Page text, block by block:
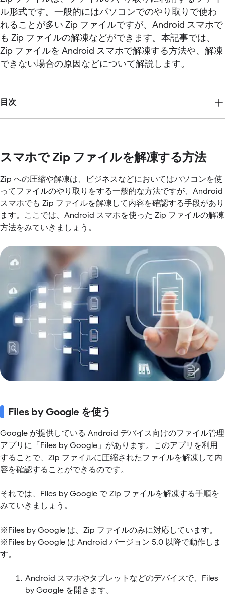
ル形式です。一般的にはパソコンでのやり取りで使わ
れることが多い Zip ファイルですが、Android スマホで
も Zip ファイルの解凍などができます。本記事では、
Zip ファイルを Android スマホで解凍する方法や、解凍
できない場合の原因などについて解説します。
目次
スマホで Zip ファイルを解凍する方法
Zip への圧縮や解凍は、ビジネスなどにおいてはパソコンを使
ってファイルのやり取りをする一般的な方法ですが、Android
スマホでも Zip ファイルを解凍して内容を確認する手段があり
ます。ここでは、Android スマホを使った Zip ファイルの解凍
方法をみていきましょう。
Files by Google を使う
Google が提供している Android デバイス向けのファイル管理
アプリに「Files by Google」があります。このアプリを利用
することで、Zip ファイルに圧縮されたファイルを解凍して内
容を確認することができるのです。
それでは、Files by Google で Zip ファイルを解凍する手順を
みていきましょう。
※Files by Google は、Zip ファイルのみに対応しています。
※Files by Google は Android バージョン 5.0 以降で動作しま
す。
Android スマホやタブレットなどのデバイスで、Files
by Google を開きます。